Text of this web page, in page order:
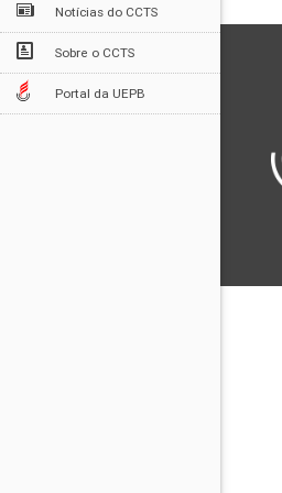
Notícias do CCTS
Sobre o CCTS
Portal da UEPB